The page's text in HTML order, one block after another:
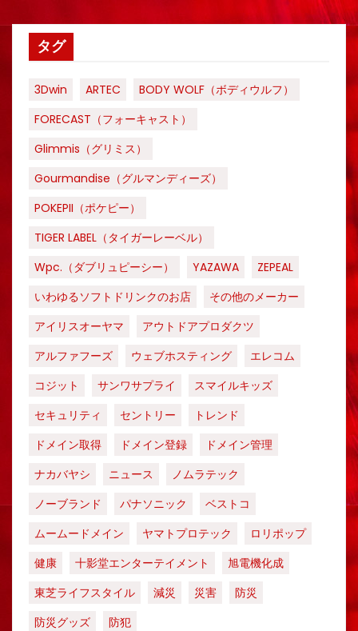
タグ
3Dwin ARTEC
BODY WOLF（ボディウルフ）
FORECAST（フォーキャスト）
Glimmis（グリミス）
Gourmandise（グルマンディーズ）
POKEPII（ポケピー）
TIGER LABEL（タイガーレーベル）
Wpc.（ダブリュピーシー）
YAZAWA
ZEPEAL
いわゆるソフトドリンクのお店
その他のメーカー
アイリスオーヤマ
アウトドアプロダクツ
アルファフーズ
ウェブホスティング
エレコム
コジット
サンワサプライ
スマイルキッズ
セキュリティ
セントリー
トレンド
ドメイン取得
ドメイン登録
ドメイン管理
ナカバヤシ
ニュース
ノムラテック
ノーブランド
パナソニック
ベストコ
ムームードメイン
ヤマトプロテック
ロリポップ
健康
十影堂エンターテイメント
旭電機化成
東芝ライフスタイル
減災 災害
防災
防災グッズ
防犯